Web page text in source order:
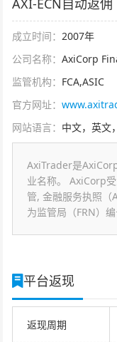
AXI-ECN自动返佣
成立时间： 2007年
公司名称： AxiCorp
监管机构： FCA,ASIC
官方网址：
网站语言： 中文，英文
AxiTrader是
业名称。 AxiCorp
管, 金融服务执照（
为监管局（FRN）编
平台返现
返现周期